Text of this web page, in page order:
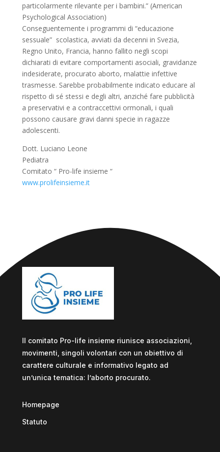
particolarmente rilevante per i bambini.” (American
Psychological Association)
Conseguentemente i programmi di “educazione
sessuale” scolastica, avviati da decenni in Svezia,
Regno Unito, Francia, hanno fallito negli scopi
dichiarati di evitare comportamenti asociali, gravidanze
indesiderate, procurato aborto, malattie infettive
trasmesse. Sarebbe probabilmente indicato educare al
rispetto di sé stessi e degli altri, anziché fare pubblicità
a preservativi e a contraccettivi ormonali, i quali
possono causare gravi danni specie in ragazze
adolescenti.
Dott. Luciano Leone
Pediatra
Comitato “ Pro-life insieme “
www.prolifeinsieme.it
Il comitato Pro-life insieme riunisce associazioni,
movimenti, singoli volontari con un obiettivo di
carattere culturale e informativo legato ad
un’unica tematica: l’aborto procurato.
Homepage
Statuto